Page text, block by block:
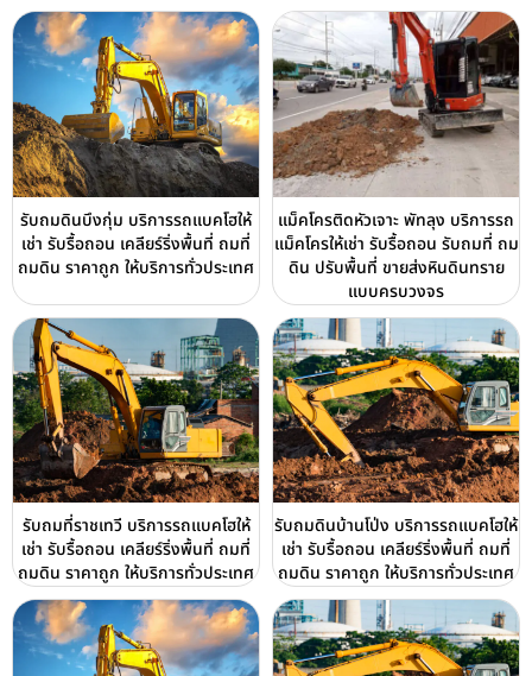
รับถมดินบึงกุ่ม บริการรถแบคโฮให้
เช่า รับรื้อถอน เคลียร์ริ่งพื้นที่ ถมที่
ถมดิน ราคาถูก ให้บริการทั่วประเทศ
แม็คโครติดหัวเจาะ พัทลุง บริการรถ
แม็คโครให้เช่า รับรื้อถอน รับถมที่ ถม
ดิน ปรับพื้นที่ ขายส่งหินดินทราย
แบบครบวงจร
รับถมที่ราชเทวี บริการรถแบคโฮให้
เช่า รับรื้อถอน เคลียร์ริ่งพื้นที่ ถมที่
ถมดิน ราคาถูก ให้บริการทั่วประเทศ
รับถมดินบ้านโป่ง บริการรถแบคโฮให้
เช่า รับรื้อถอน เคลียร์ริ่งพื้นที่ ถมที่
ถมดิน ราคาถูก ให้บริการทั่วประเทศ